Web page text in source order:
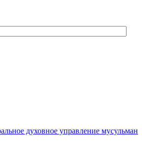
духовное управление мусульман